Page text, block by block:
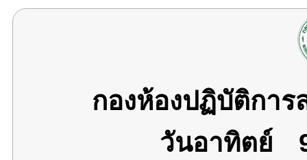
กองห้องปฏิบัติกา
วันอาทิตย์